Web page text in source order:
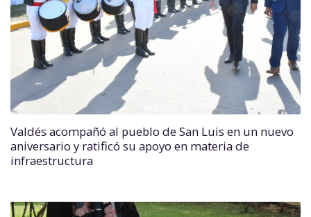
Valdés acompañó al pueblo de San Luis en un nuevo
aniversario y ratificó su apoyo en materia de
infraestructura